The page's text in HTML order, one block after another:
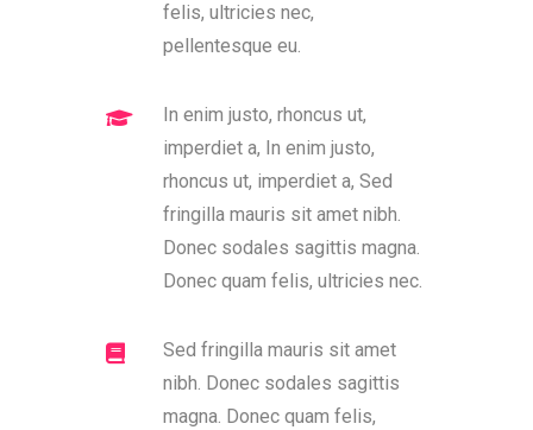
felis, ultricies nec,
pellentesque eu.
In enim justo, rhoncus ut,
imperdiet a, In enim justo,
rhoncus ut, imperdiet a, Sed
fringilla mauris sit amet nibh.
Donec sodales sagittis magna.
Donec quam felis, ultricies nec.
Sed fringilla mauris sit amet
nibh. Donec sodales sagittis
magna. Donec quam felis,